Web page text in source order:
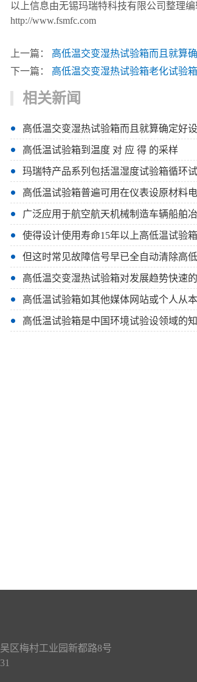
以上信息由无锡玛瑞特科技有限公司整理
http://www.fsmfc.com
上一篇： 高低温交变湿热试验箱而且就算
下一篇： 高低温交变湿热试验箱老化试验
相关新闻
高低温交变湿热试验箱而且就算确定好
高低温试验箱到温度 对 应 得 的采样
玛瑞特产品系列包括温湿度试验箱循环
高低温试验箱普遍可用在仪表设原材料
广泛应用于航空航天机械制造车辆船舶
使得设计使用寿命15年以上高低温试验箱
但这时常见故障信号早已全自动清除高
高低温交变湿热试验箱对发展趋势快速
高低温试验箱如其他媒体网站或个人从
高低温试验箱是中国环境试验设领域的
区梅村工业园新都路8号